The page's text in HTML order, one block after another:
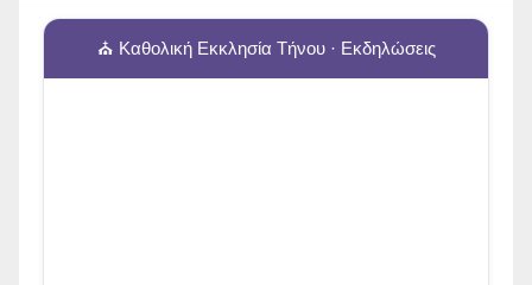
⛪ Καθολική Εκκλησία Τήνου · Εκδηλώσεις